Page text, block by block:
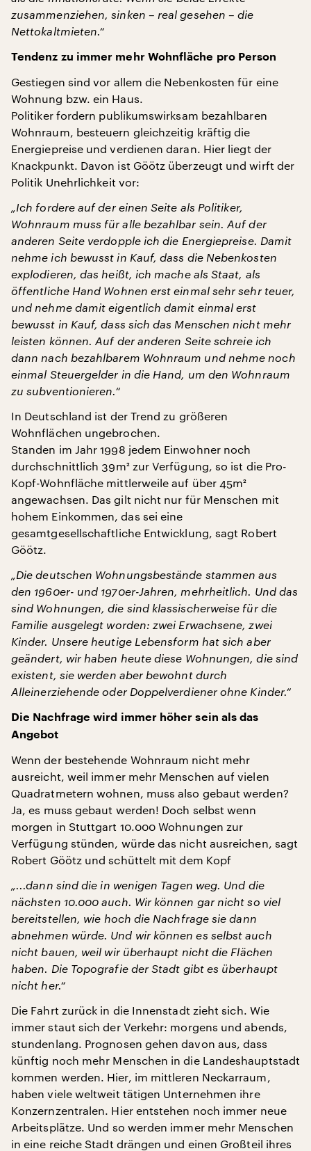
zusammenziehen, sinken – real gesehen – die
Nettokaltmieten.“
Tendenz zu immer mehr Wohnfläche pro Person
Gestiegen sind vor allem die Nebenkosten für eine
Wohnung bzw. ein Haus.
Politiker fordern publikumswirksam bezahlbaren
Wohnraum, besteuern gleichzeitig kräftig die
Energiepreise und verdienen daran. Hier liegt der
Knackpunkt. Davon ist Göötz überzeugt und wirft der
Politik Unehrlichkeit vor:
„Ich fordere auf der einen Seite als Politiker,
Wohnraum muss für alle bezahlbar sein. Auf der
anderen Seite verdopple ich die Energiepreise. Damit
nehme ich bewusst in Kauf, dass die Nebenkosten
explodieren, das heißt, ich mache als Staat, als
öffentliche Hand Wohnen erst einmal sehr sehr teuer,
und nehme damit eigentlich damit einmal erst
bewusst in Kauf, dass sich das Menschen nicht mehr
leisten können. Auf der anderen Seite schreie ich
dann nach bezahlbarem Wohnraum und nehme noch
einmal Steuergelder in die Hand, um den Wohnraum
zu subventionieren.“
In Deutschland ist der Trend zu größeren
Wohnflächen ungebrochen.
Standen im Jahr 1998 jedem Einwohner noch
durchschnittlich 39m² zur Verfügung, so ist die Pro-
Kopf-Wohnfläche mittlerweile auf über 45m²
angewachsen. Das gilt nicht nur für Menschen mit
hohem Einkommen, das sei eine
gesamtgesellschaftliche Entwicklung, sagt Robert
Göötz.
„Die deutschen Wohnungsbestände stammen aus
den 1960er- und 1970er-Jahren, mehrheitlich. Und das
sind Wohnungen, die sind klassischerweise für die
Familie ausgelegt worden: zwei Erwachsene, zwei
Kinder. Unsere heutige Lebensform hat sich aber
geändert, wir haben heute diese Wohnungen, die sind
existent, sie werden aber bewohnt durch
Alleinerziehende oder Doppelverdiener ohne Kinder.“
Die Nachfrage wird immer höher sein als das
Angebot
Wenn der bestehende Wohnraum nicht mehr
ausreicht, weil immer mehr Menschen auf vielen
Quadratmetern wohnen, muss also gebaut werden?
Ja, es muss gebaut werden! Doch selbst wenn
morgen in Stuttgart 10.000 Wohnungen zur
Verfügung stünden, würde das nicht ausreichen, sagt
Robert Göötz und schüttelt mit dem Kopf
„...dann sind die in wenigen Tagen weg. Und die
nächsten 10.000 auch. Wir können gar nicht so viel
bereitstellen, wie hoch die Nachfrage sie dann
abnehmen würde. Und wir können es selbst auch
nicht bauen, weil wir überhaupt nicht die Flächen
haben. Die Topografie der Stadt gibt es überhaupt
nicht her.“
Die Fahrt zurück in die Innenstadt zieht sich. Wie
immer staut sich der Verkehr: morgens und abends,
stundenlang. Prognosen gehen davon aus, dass
künftig noch mehr Menschen in die Landeshauptstadt
kommen werden. Hier, im mittleren Neckarraum,
haben viele weltweit tätigen Unternehmen ihre
Konzernzentralen. Hier entstehen noch immer neue
Arbeitsplätze. Und so werden immer mehr Menschen
in eine reiche Stadt drängen und einen Großteil ihres